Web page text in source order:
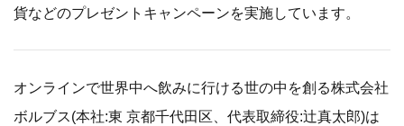
貨などのプレゼントキャンペーンを実施しています。
オンラインで世界中へ飲みに行ける世の中を創る株式会社
ボルブス(本社:東 京都千代田区、代表取締役:辻真太郎)は